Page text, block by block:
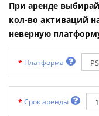
При аренде
кол-во активаций
неверную
Платформа
Срок аренды